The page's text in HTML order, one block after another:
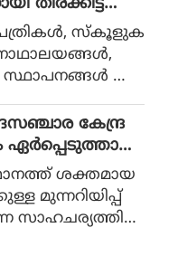
മനുഷ്യരെ അപ
വിധം മുഖ്യമ
കാരണ
മറ്റസ്‌കൂളുക
സ്ഥാപനങ്ങള്‍ എ
വിദേശഫ
നിന്നാണ്. സ
വിമര്‍ശിക്കുന്ന
ലക്ഷ്യ
സര്‍ക്കാര്‍ നിയമം
കേന്ദ്ര
ഏര്‍പ്പെടുത്താന്‍
ദുരന്ത
ശക്തമായ
മുന്നറിയിപ്പ്
സാഹചര്യത്തില്‍